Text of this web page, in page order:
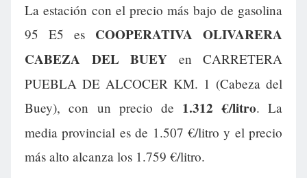
La estación con el precio más bajo de gasolina
95 E5 es COOPERATIVA OLIVARERA
CABEZA DEL BUEY en CARRETERA
PUEBLA DE ALCOCER KM. 1 (Cabeza del
Buey), con un precio de 1.312 €/litro. La
media provincial es de 1.507 €/litro y el precio
más alto alcanza los 1.759 €/litro.